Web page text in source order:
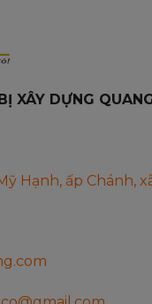
XÂY DỰNG
Hạnh, ấp Chánh,